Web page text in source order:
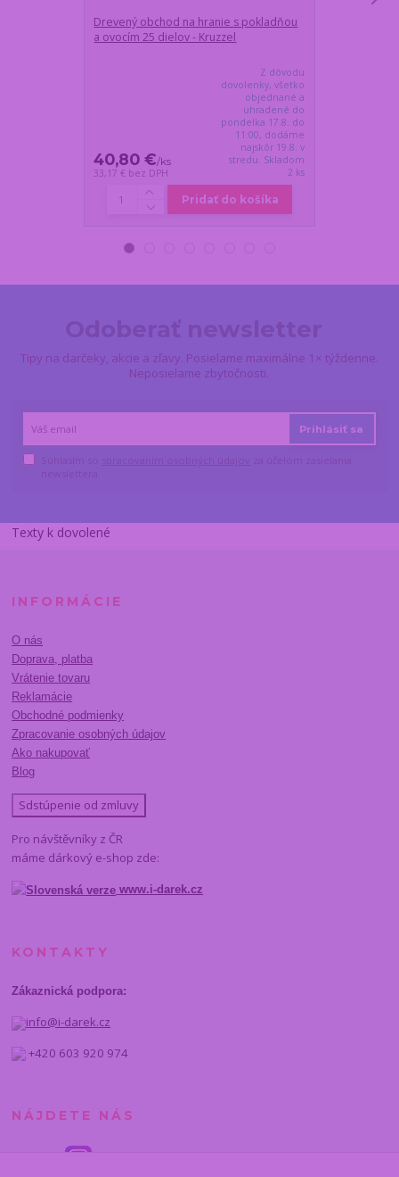
Drevený obchod na hranie s pokladňou
a ovocím 25 dielov - Kruzzel
40,80 €/ks
33,17 € bez DPH
Z dôvodu
dovolenky, všetko
objednané a
uhradené do
pondelka 17.8. do
11:00, dodáme
najskôr 19.8. v
stredu. Skladom
2 ks
Pridať do košíka
Tipy na darčeky, akcie a zľavy. Posielame maximálne 1× týždenne.
Neposielame zbytočnosti.
Prihlásiť sa
Texty k dovolené
INFORMÁCIE
O nás
Doprava, platba
Vrátenie tovaru
Reklamácie
Obchodné podmienky
Zpracovanie osobných údajov
Ako nakupovať
Blog
Sdstúpenie od zmluvy
Pro návštěvníky z ČR
máme dárkový e-shop zde:
www.i-darek.cz
KONTAKTY
Zákaznická podpora:
info@i-darek.cz
+420 603 920 974
NÁJDETE NÁS